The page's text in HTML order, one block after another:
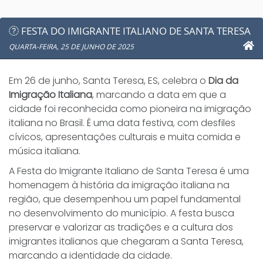
FESTA DO IMIGRANTE ITALIANO DE SANTA TERESA
QUARTA-FEIRA, 25 DE JUNHO DE 2025
Em 26 de junho, Santa Teresa, ES, celebra o Dia da
Imigração Italiana, marcando a data em que a
cidade foi reconhecida como pioneira na imigração
italiana no Brasil. É uma data festiva, com desfiles
cívicos, apresentações culturais e muita comida e
música italiana.
A Festa do Imigrante Italiano de Santa Teresa é uma
homenagem à história da imigração italiana na
região, que desempenhou um papel fundamental
no desenvolvimento do município. A festa busca
preservar e valorizar as tradições e a cultura dos
imigrantes italianos que chegaram a Santa Teresa,
marcando a identidade da cidade.